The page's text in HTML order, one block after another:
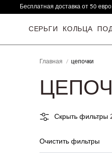
Бесплатная доставка от 50
СЕРЬГИ КОЛЬЦА
Главная цепочки
Скрыть фильтры
Очистить фильтры